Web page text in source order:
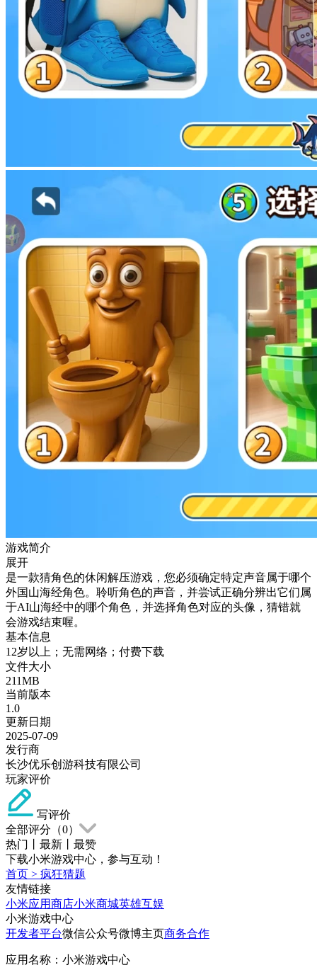
游戏简介
展开
是一款猜角色的休闲解压游戏，您必须确定特定声音属于哪个
外国山海经角色。聆听角色的声音，并尝试正确分辨出它们属
于AI山海经中的哪个角色，并选择角色对应的头像，猜错就
会游戏结束喔。
基本信息
12岁以上；无需网络；付费下载
文件大小
211MB
当前版本
1.0
更新日期
2025-07-09
发行商
长沙优乐创游科技有限公司
玩家评价
写评价
全部评分（0）
热门
最新
最赞
下载小米游戏中心，参与互动！
首页 > 疯狂猜题
友情链接
小米应用商店小米商城英雄互娱
小米游戏中心
开发者平台微信公众号微博主页商务合作
应用名称：小米游戏中心